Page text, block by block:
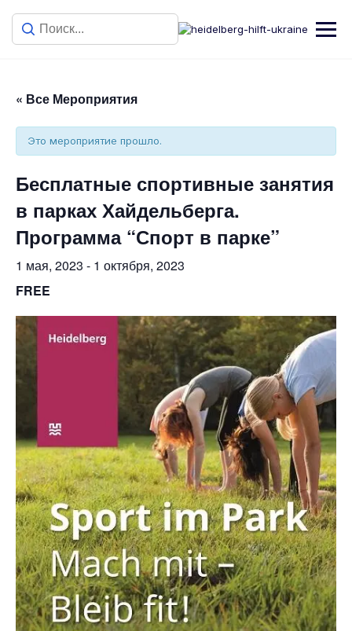
« Все Мероприятия
Это мероприятие прошло.
Бесплатные спортивные занятия
в парках Хайдельберга.
Программа “Спорт в парке”
1 мая, 2023 - 1 октября, 2023
FREE